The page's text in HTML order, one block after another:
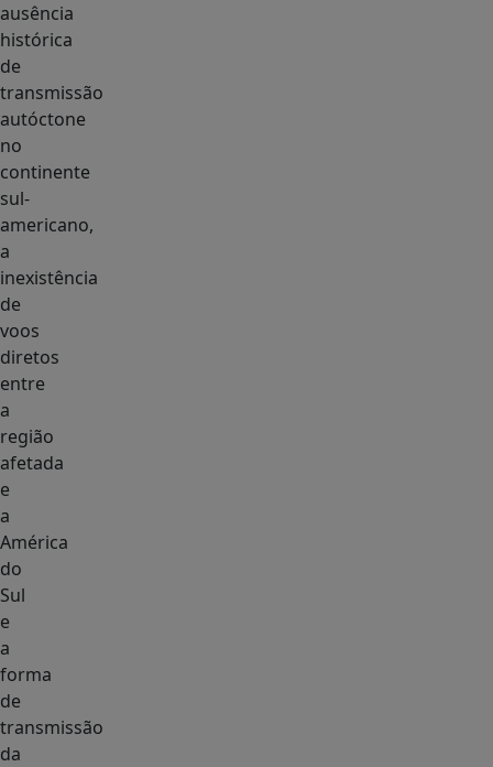
ausência
histórica
de
transmissão
autóctone
no
continente
sul-
americano,
a
inexistência
de
voos
diretos
entre
a
região
afetada
e
a
América
do
Sul
e
a
forma
de
transmissão
da